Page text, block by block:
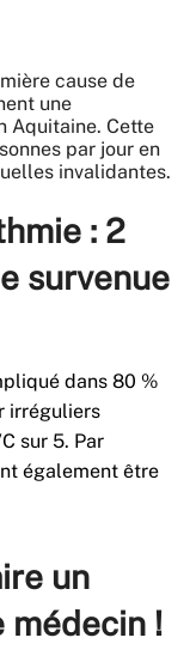
cause de
une
Aquitaine. Cette
par jour en
invalidantes.
: 2
survenue
dans 80 %
irréguliers
sur 5. Par
également être
un
médecin !